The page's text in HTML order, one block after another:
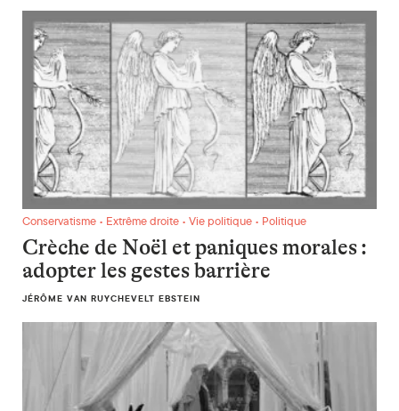
Crèche de Noël et paniques morales : adopter les gestes
Conservatisme • Extrême droite • Vie politique • Politique
Crèche de Noël et paniques morales :
adopter les gestes barrière
JÉRÔME VAN RUYCHEVELT EBSTEIN